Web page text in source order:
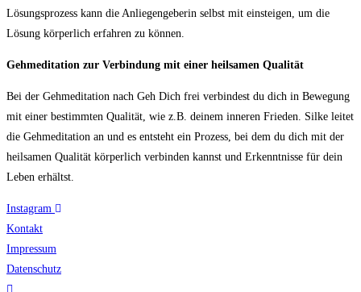
Lösungsprozess kann die Anliegengeberin selbst mit einsteigen, um die
Lösung körperlich erfahren zu können.
Gehmeditation zur Verbindung mit einer heilsamen Qualität
Bei der Gehmeditation nach Geh Dich frei verbindest du dich in Bewegung
mit einer bestimmten Qualität, wie z.B. deinem inneren Frieden. Silke leitet
die Gehmeditation an und es entsteht ein Prozess, bei dem du dich mit der
heilsamen Qualität körperlich verbinden kannst und Erkenntnisse für dein
Leben erhältst.
Instagram
Kontakt
Impressum
Datenschutz